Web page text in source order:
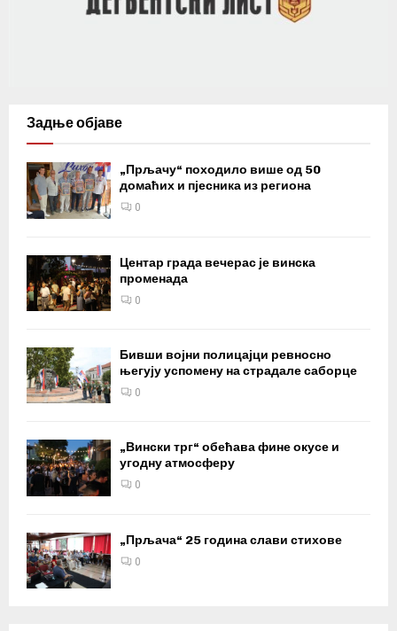
Задње објаве
„Прљачу“ походило више од 50
домаћих и пјесника из региона
0
Центар града вечерас је винска
променада
0
Бивши војни полицајци ревносно
његују успомену на страдале саборце
0
„Вински трг“ обећава фине окусе и
угодну атмосферу
0
„Прљача“ 25 година слави стихове
0